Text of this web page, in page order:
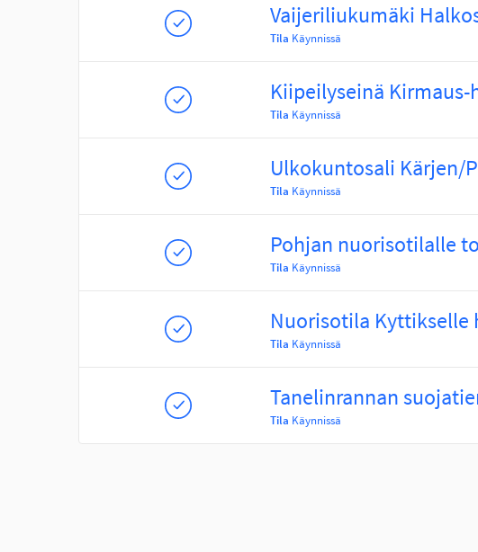
Vaijeriliukumäki
Tila Käynnissä
Kiipeilyseinä
Tila Käynnissä
Ulkokuntosali Kärjen/
Tila Käynnissä
Pohjan nuorisotilalle
Tila Käynnissä
Nuorisotila Kyttikselle
Tila Käynnissä
Tanelinrannan
Tila Käynnissä